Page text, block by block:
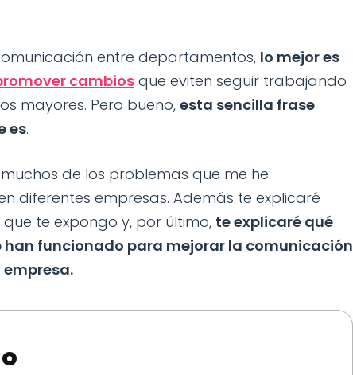
entre departamentos, lo mejor es
cambios que eviten seguir trabajando
mayores. Pero bueno, esta sencilla frase
es.
de los problemas que me he
diferentes empresas. Además te explicaré
te expongo y, por último, te explicaré qué
funcionado para mejorar la comunicación